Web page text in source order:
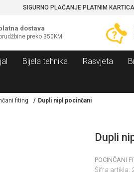
SIGURNO PLAĆANJE PLATNIM
dostava
preko 350KM.
Bijela tehnika Rasvjeta
fiting Dupli nipl pocinčani
Dupli
POCINČANI
Šifra artikla: